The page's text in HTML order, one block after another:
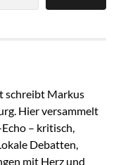
schreibt Markus
Hier versammelt
– kritisch,
Debatten,
mit Herz und